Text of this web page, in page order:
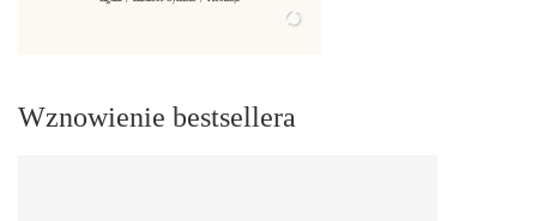
Wznowienie bestsellera